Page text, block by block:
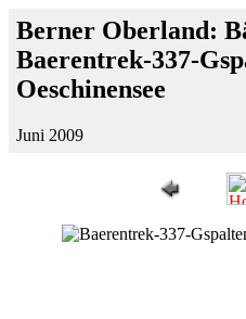
Berner Oberland:
Baerentrek-337-
Oeschinensee
Juni 2009